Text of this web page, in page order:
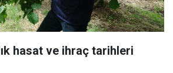
hasat ve ihraç tarihleri